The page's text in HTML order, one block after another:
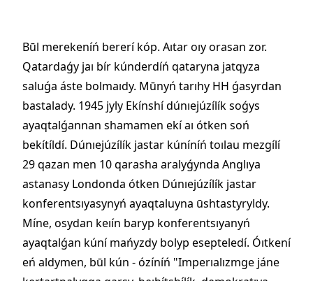
Būl merekeníń bererí kóp. Aıtar oıy orasan zor.
Qatardaǵy jaı bír kúnderdíń qataryna jatqyza
saluǵa áste bolmaıdy. Mūnyń tarıhy HH ǵasyrdan
bastalady. 1945 jyly Ekínshí dúnıejúzílík soǵys
ayaqtalǵannan shamamen ekí aı ótken soń
bekítíldí. Dúnıejúzílík jastar kúníníń toılau mezgílí
29 qazan men 10 qarasha aralyǵynda Anglıya
astanasy Londonda ótken Dúnıejúzílík jastar
konferentsıyasynyń ayaqtaluyna ūshtastyryldy.
Míne, osydan keıín baryp konferentsıyanyń
ayaqtalǵan kúní mańyzdy bolyp esepteledí. Óıtkení
eń aldymen, būl kún - ózíníń "Imperıalızmge jáne